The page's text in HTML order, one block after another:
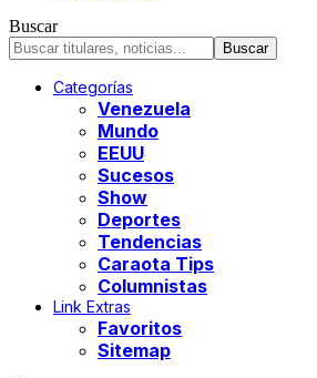
Buscar
Categorías
Venezuela
Mundo
EEUU
Sucesos
Show
Deportes
Tendencias
Caraota Tips
Columnistas
Link Extras
Favoritos
Sitemap